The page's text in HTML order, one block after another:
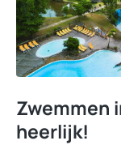
Zwemmen
heerlijk!